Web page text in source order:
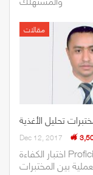
مقالات
تحليل الأغذية
Dec 12, 2017
اختبار الكفاءة Proficiency Testing – PT هو عبارة عن مجموعة
بين المختبرات